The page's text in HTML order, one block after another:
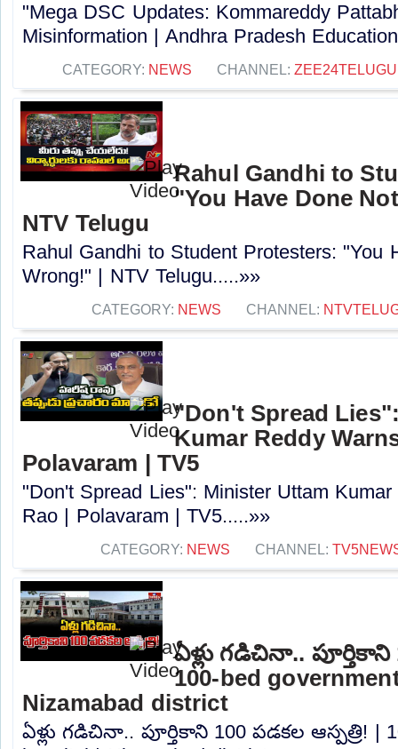
"Mega DSC Updates: Kommareddy
Misinformation | Andhra Pradesh
CATEGORY: NEWS CHANNEL:
Rahul Gandhi to
"You Have Done
NTV Telugu
Rahul Gandhi to Student Protesters: "You
Wrong!" | NTV Telugu.....»»
CATEGORY: NEWS CHANNEL:
"Don't Spread
Kumar Reddy
Polavaram | TV5
"Don't Spread Lies": Minister Uttam
Rao | Polavaram | TV5.....»»
CATEGORY: NEWS CHANNEL:
ఏళ్లు గడిచినా.. పూర్తికాని
100-bed
Nizamabad district
ఏళ్లు గడిచినా.. పూర్తికాని 100 పడకల ఆస్పత్రి! |